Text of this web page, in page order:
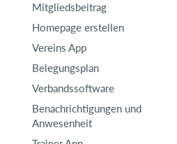
Mitgliedsbeitrag
Homepage erstellen
Vereins App
Belegungsplan
Verbandssoftware
Benachrichtigungen und
Anwesenheit